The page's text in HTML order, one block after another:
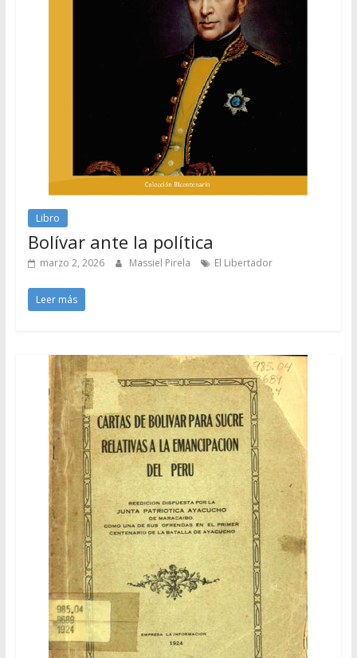
Libro
Bolívar ante la política
marzo 2, 2026 Massiel Pirela El Libertador
Leer más